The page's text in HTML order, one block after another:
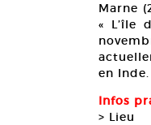
Marne
« L’île
en Inde.
Infos
> Lieu